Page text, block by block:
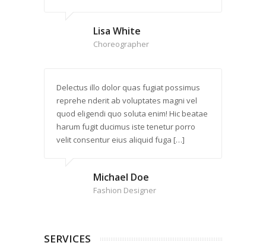
Lisa White
Choreographer
Delectus illo dolor quas fugiat possimus
reprehe nderit ab voluptates magni vel
quod eligendi quo soluta enim! Hic beatae
harum fugit ducimus iste tenetur porro
velit consentur eius aliquid fuga […]
Michael Doe
Fashion Designer
SERVICES